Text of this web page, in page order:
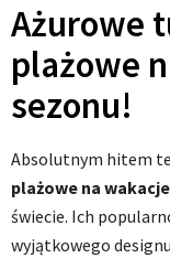
Ażurowe
plażowe
sezonu!
Absolutnym hitem
plażowe na wakacje
świecie. Ich
wyjątkowego